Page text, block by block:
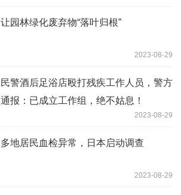
让园林绿化废弃物“落叶归根”
2023-08-29
民警酒后足浴店殴打残疾工作人员，警方
通报：已成立工作组，绝不姑息！
2023-08-29
多地居民血检异常，日本启动调查
2023-08-29